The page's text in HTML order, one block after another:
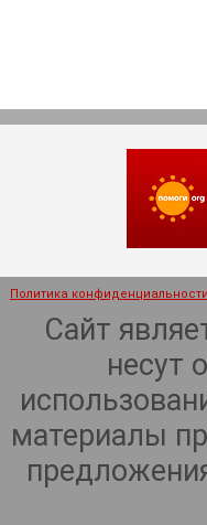
Политика
Сайт
несут
материалы